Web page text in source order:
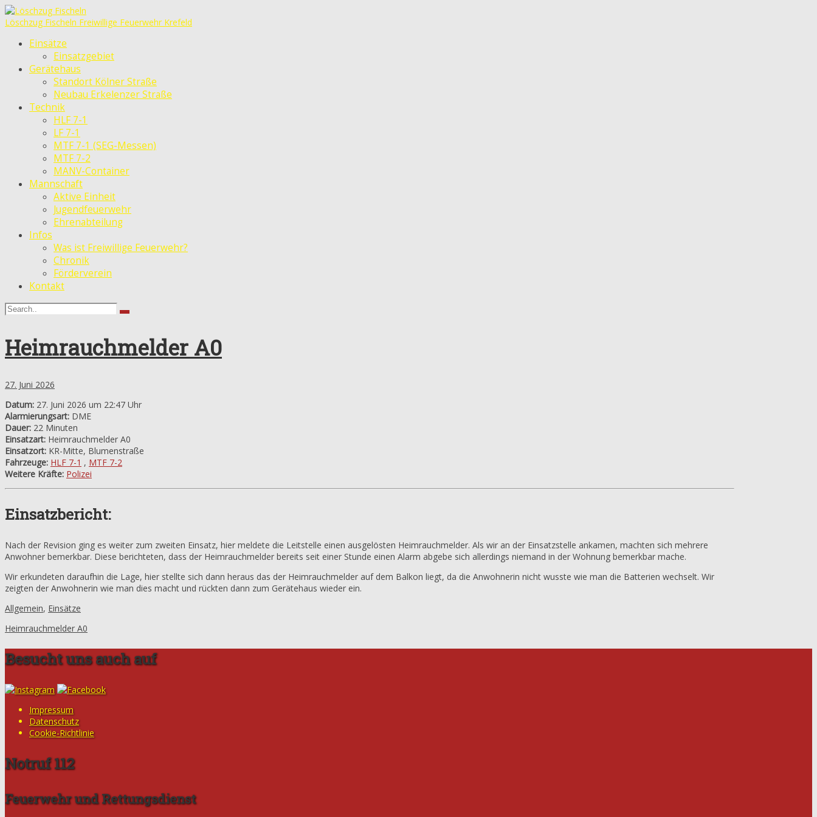
Löschzug Fischeln Freiwillige Feuerwehr Krefeld
Einsätze
Einsatzgebiet
Gerätehaus
Standort Kölner Straße
Neubau Erkelenzer Straße
Technik
HLF 7-1
LF 7-1
MTF 7-1 (SEG-Messen)
MTF 7-2
MANV-Container
Mannschaft
Aktive Einheit
Jugendfeuerwehr
Ehrenabteilung
Infos
Was ist Freiwillige Feuerwehr?
Chronik
Förderverein
Kontakt
Heimrauchmelder A0
27. Juni 2026
Datum: 27. Juni 2026 um 22:47 Uhr
Alarmierungsart: DME
Dauer: 22 Minuten
Einsatzart: Heimrauchmelder A0
Einsatzort: KR-Mitte, Blumenstraße
Fahrzeuge: HLF 7-1 , MTF 7-2
Weitere Kräfte: Polizei
Einsatzbericht:
Nach der Revision ging es weiter zum zweiten Einsatz, hier meldete die Leitstelle einen ausgelösten Heimrauchmelder. Als wir an der Einsatzstelle ankamen, machten sich mehrere
Anwohner bemerkbar. Diese berichteten, dass der Heimrauchmelder bereits seit einer Stunde einen Alarm abgebe sich allerdings niemand in der Wohnung bemerkbar mache.
Wir erkundeten daraufhin die Lage, hier stellte sich dann heraus das der Heimrauchmelder auf dem Balkon liegt, da die Anwohnerin nicht wusste wie man die Batterien wechselt. Wir
zeigten der Anwohnerin wie man dies macht und rückten dann zum Gerätehaus wieder ein.
Allgemein, Einsätze
Heimrauchmelder A0
Besucht uns auch auf
Impressum
Datenschutz
Cookie-Richtlinie
Notruf 112
Feuerwehr und Rettungsdienst